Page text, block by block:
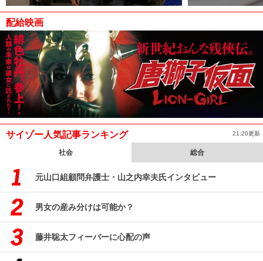
配給映画
サイゾー人気記事ランキング 21:20更新
社会 総合
元山口組顧問弁護士・山之内幸夫氏インタビュー
男女の産み分けは可能か？
藤井聡太フィーバーに心配の声